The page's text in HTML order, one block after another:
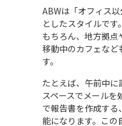
ABWは「オフィス
としたスタイルで
もちろん、地方拠
移動中のカフェなど
す。
たとえば、午前中
スペースでメール
で報告書を作成す
能になります。この